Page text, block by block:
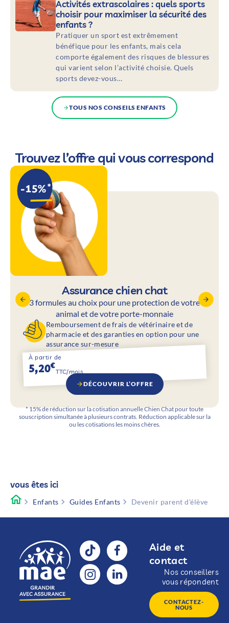
vous êtes ici
Enfants Guides Enfants Devenir parent d'élève
Activités extrascolaires : quels sports
choisir pour maximiser la sécurité des
enfants ?
Pratiquer un sport est extrêmement
bénéfique pour les enfants, mais cela
comporte également des risques de blessures
qui varient selon l’activité choisie. Quels
sports devez-vous…
TOUS NOS CONSEILS ENFANTS
Trouvez l’offre qui vous correspond
Assurance chien chat
3 formules au choix pour une protection de votre
animal et de votre porte-monnaie
Remboursement de frais de vétérinaire et de
pharmacie et des garanties en option pour une
assurance sur-mesure
À partir de
5,20€
TTC/mois
DÉCOUVRIR L’OFFRE
* 15% de réduction sur la cotisation annuelle Chien Chat pour toute
souscription simultanée à plusieurs contrats. Réduction applicable sur la
ou les cotisations les moins chères.
Aide et
contact
Nos conseillers
vous répondent
CONTACTEZ-
NOUS